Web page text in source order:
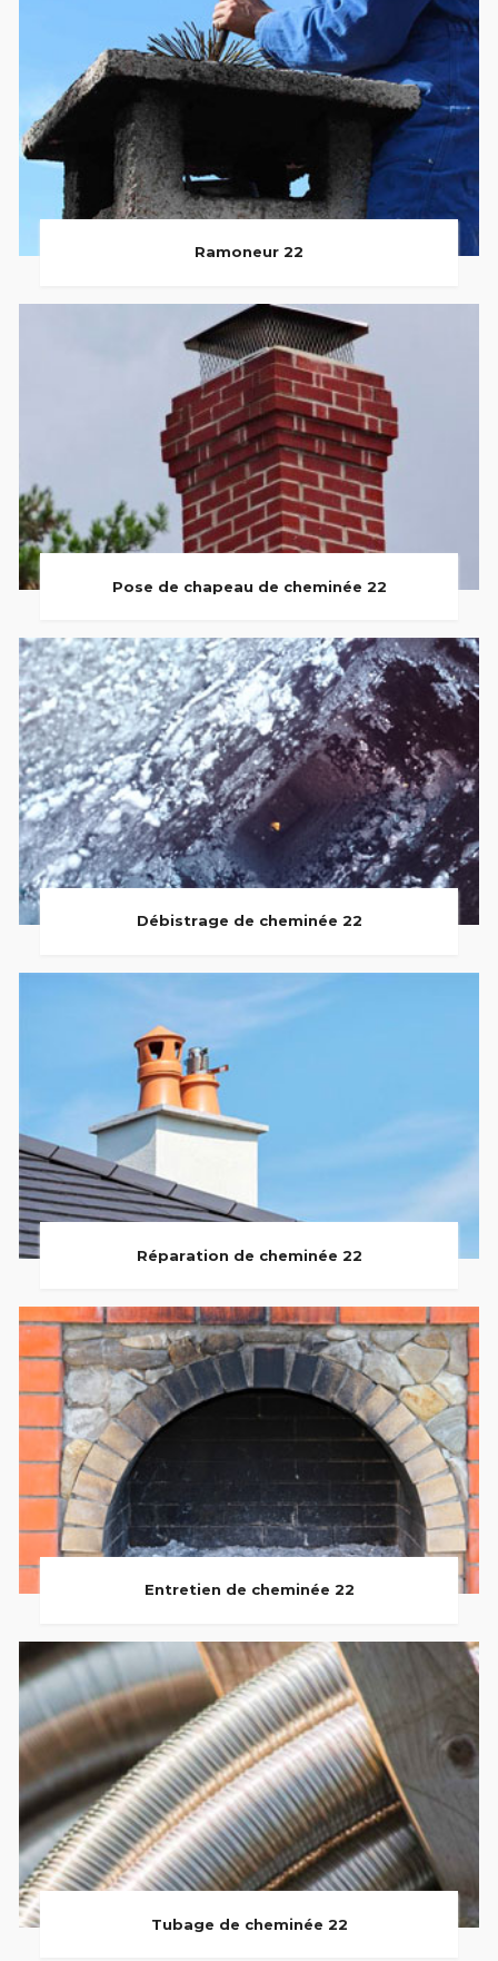
Ramoneur 22
Pose de chapeau de cheminée 22
Débistrage de cheminée 22
Réparation de cheminée 22
Entretien de cheminée 22
Tubage de cheminée 22